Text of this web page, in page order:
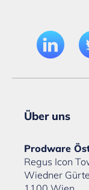
Über uns
Prodware
Regus Icon
Wiedner